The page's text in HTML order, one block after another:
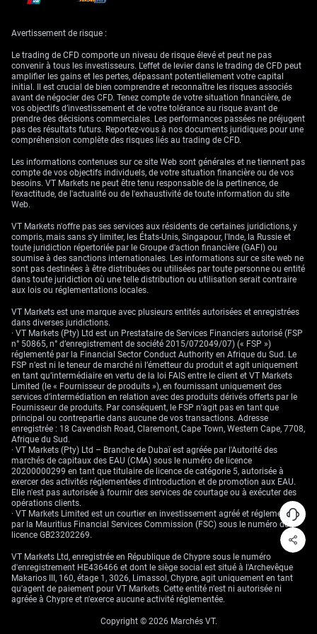
gestion du risque
Pour les prochaines semaines, nous estimons que l’utilisation d’options
est la meilleure manière de naviguer sur le marché. Nous envisageons
l’achat d’options d’achat (calls) avec des échéances en juillet ou août
2026, ce qui permet de bénéficier d’un mouvement haussier tout en
plafonnant la perte maximale à la prime payée en cas d’intervention du
Japon. Des prix d’exercice autour de 215,00 paraissent attractifs pour
cette stratégie.
des interventions d’avril et mai 2024, qui constituent un avertissement
clair quant à la volatilité de court terme. Pour les détenteurs de contrats
futures, un stop-loss sous la moyenne mobile à 100 jours à 212,54
constitue une mesure de gestion du risque prudente. Une autre approche
consiste à vendre des options de vente (puts) hors de la monnaie afin
nous serions à l’aise pour acheter.
Avertissement de risque :
Le trading de CFD comporte un niveau de risque élevé et peut ne pas
convenir à tous les investisseurs. L'effet de levier dans le trading de CFD peut
amplifier les gains et les pertes, dépassant potentiellement votre capital
initial. Il est crucial de bien comprendre et reconnaître les risques associés
avant de négocier des CFD. Tenez compte de votre situation financière, de
vos objectifs d’investissement et de votre tolérance au risque avant de
prendre des décisions commerciales. Les performances passées ne préjugent
pas des résultats futurs. Reportez-vous à nos documents juridiques pour une
compréhension complète des risques liés au trading de CFD.
Les informations contenues sur ce site Web sont générales et ne tiennent pas
compte de vos objectifs individuels, de votre situation financière ou de vos
besoins. VT Markets ne peut être tenu responsable de la pertinence, de
l'exactitude, de l'actualité ou de l'exhaustivité de toute information du site
Web.
VT Markets n'offre pas ses services aux résidents de certaines juridictions, y
compris, mais sans s'y limiter, les États-Unis, Singapour, l'Inde, la Russie et
toute juridiction répertoriée par le Groupe d'action financière (GAFI) ou
soumise à des sanctions internationales. Les informations sur ce site web ne
sont pas destinées à être distribuées ou utilisées par toute personne ou entité
dans toute juridiction où une telle distribution ou utilisation serait contraire
aux lois ou réglementations locales.
VT Markets est une marque avec plusieurs entités autorisées et enregistrées
dans diverses juridictions.
· VT Markets (Pty) Ltd est un Prestataire de Services Financiers autorisé (FSP
n° 50865, n° d’enregistrement de société 2015/072049/07) (« FSP »)
réglementé par la Financial Sector Conduct Authority en Afrique du Sud. Le
FSP n’est ni le teneur de marché ni l’émetteur du produit et agit uniquement
en tant qu’intermédiaire en vertu de la loi FAIS entre le client et VT Markets
Limited (le « Fournisseur de produits »), en fournissant uniquement des
services d’intermédiation en relation avec des produits dérivés offerts par le
Fournisseur de produits. Par conséquent, le FSP n’agit pas en tant que
principal ou contrepartie dans aucune de vos transactions. Adresse
enregistrée : 18 Cavendish Road, Claremont, Cape Town, Western Cape, 7708,
Afrique du Sud.
· VT Markets (Pty) Ltd – Branche de Dubaï est agréée par l'Autorité des
marchés de capitaux des EAU (CMA) sous le numéro de licence
20200000299 en tant que titulaire de licence de catégorie 5, autorisée à
exercer des activités réglementées d'introduction et de promotion aux EAU.
Elle n'est pas autorisée à fournir des services de courtage ou à exécuter des
opérations clients.
· VT Markets Limited est un courtier en investissement agréé et réglementé
par la Mauritius Financial Services Commission (FSC) sous le numéro de
licence GB23202269.
VT Markets Ltd, enregistrée en République de Chypre sous le numéro
d'enregistrement HE436466 et dont le siège social est situé à l'Archevêque
Makarios III, 160, étage 1, 3026, Limassol, Chypre, agit uniquement en tant
qu'agent de paiement pour VT Markets. Cette entité n'est ni autorisée ni
agréée à Chypre et n'exerce aucune activité réglementée.
Copyright © 2026 Marchés VT.